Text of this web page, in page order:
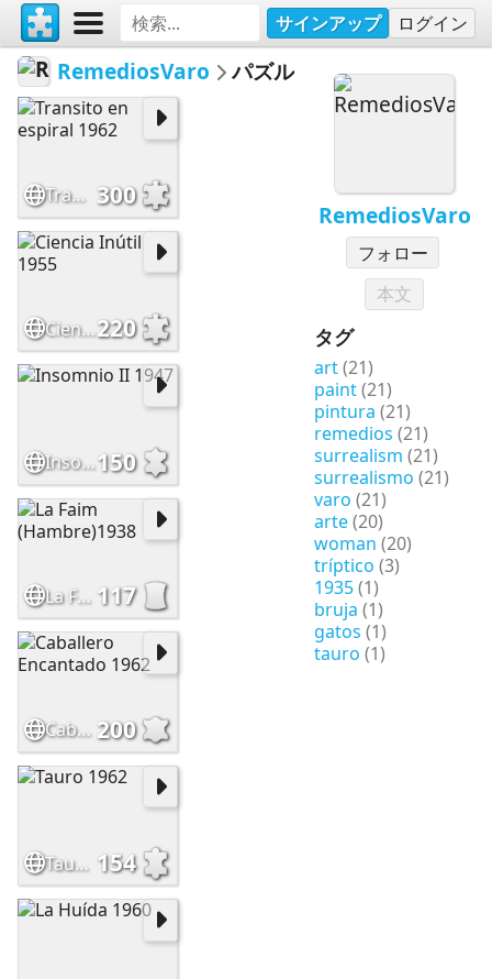
サインアップ ログイン
RemediosVaro
フォロー
本文
タグ
art(21)
paint(21)
pintura (21)
remedios (21)
surrealism (21)
surrealismo (21)
varo (21)
arte(20)
woman (20)
tríptico (3)
1935(1)
bruja (1)
gatos (1)
tauro (1)
RemediosVaro パズル
Transito en espiral 1962 300
Ciencia Inútil 1955220
Insomnio II 1947150
La Faim (Hambre)1938 117
Caballero Encantado 1962 200
Tauro 1962 154